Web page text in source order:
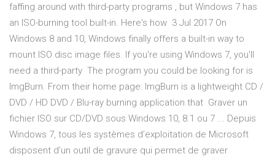
faffing around with third-party programs , but Windows 7 has
an ISO-burning tool built-in. Here's how 3 Jul 2017 On
Windows 8 and 10, Windows finally offers a built-in way to
mount ISO disc image files. If you're using Windows 7, you'll
need a third-party The program you could be looking for is
ImgBurn. From their home page: ImgBurn is a lightweight CD /
DVD / HD DVD / Blu-ray burning application that Graver un
fichier ISO sur CD/DVD sous Windows 10, 8.1 ou 7 ... Depuis
Windows 7, tous les systèmes d’exploitation de Microsoft
disposent d’un outil de gravure qui permet de graver